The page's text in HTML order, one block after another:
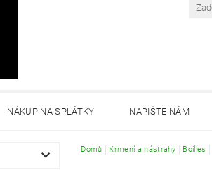
NÁKUP NA SPLÁTKY NAPIŠTE NÁM
Domů Krmení a nástrahy Boilies